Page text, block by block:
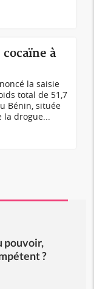
à
la saisie
total de 51,7
Bénin, située
la drogue...
pouvoir,
?